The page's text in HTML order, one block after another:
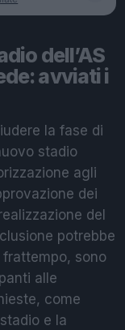
dell’AS
avviati i
la fase di
stadio
agli
dei
del
potrebbe
sono
alle
come
e la